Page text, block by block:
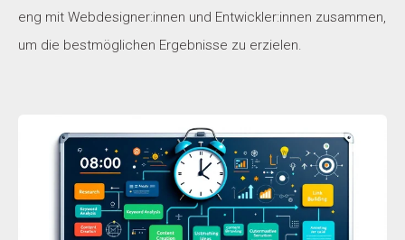
eng mit Webdesigner:innen und Entwickler:innen zusammen,
um die bestmöglichen Ergebnisse zu erzielen.